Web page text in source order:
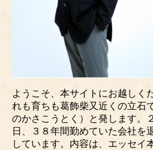
ようこそ、本サイトにお越しく
れも育ちも葛飾柴又近くの立石
のかさこうとく）と発します。
日、３８年間勤めていた会社を
しています。内容は、エッセイ